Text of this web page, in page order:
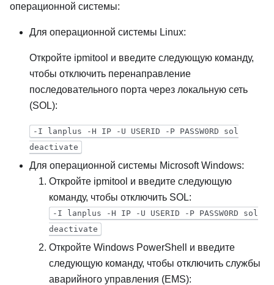
операционной системы:
Для операционной системы Linux:
Откройте ipmitool и введите следующую команду,
чтобы отключить перенаправление
последовательного порта через локальную сеть
(SOL):
-I lanplus -H IP -U USERID -P PASSW0RD sol
deactivate
Для операционной системы Microsoft Windows:
Откройте ipmitool и введите следующую
команду, чтобы отключить SOL:
-I lanplus -H IP -U USERID -P PASSW0RD sol
deactivate
Откройте Windows PowerShell и введите
следующую команду, чтобы отключить службы
аварийного управления (EMS):